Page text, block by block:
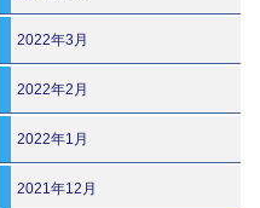
2022年3月
2022年2月
2022年1月
2021年12月